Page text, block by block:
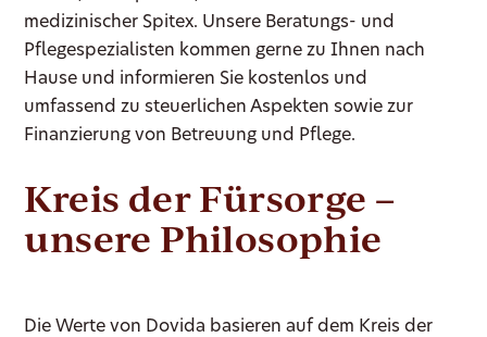
medizinischer Spitex. Unsere Beratungs- und
Pflegespezialisten kommen gerne zu Ihnen nach
Hause und informieren Sie kostenlos und
umfassend zu steuerlichen Aspekten sowie zur
Finanzierung von Betreuung und Pflege.
Kreis der Fürsorge –
unsere Philosophie
Die Werte von Dovida basieren auf dem Kreis der